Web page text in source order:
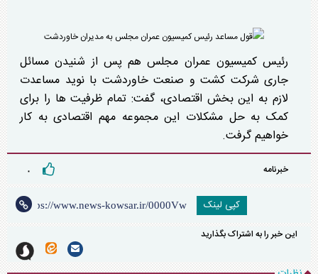
رئیس کمیسیون عمران مجلس هم پس از شنیدن مسائل
جاری شرکت کشت و صنعت خاوردشت با نوید مساعدت
لازم به این بخش اقتصادی، گفت: تمام ظرفیت ها را برای
کمک به حل مشکلات این مجموعه مهم اقتصادی به کار
خواهیم گرفت.
خبرنامه ۰
کپی لینک
این خبر را به اشتراک بگذارید